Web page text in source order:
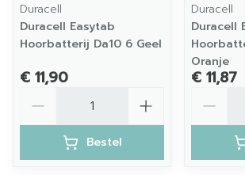
Duracell
Duracell Easytab
Hoorbatterij Da10 6 Geel
€ 11,90
Bestel
Duracell
Duracell
Oranje
€ 11,87